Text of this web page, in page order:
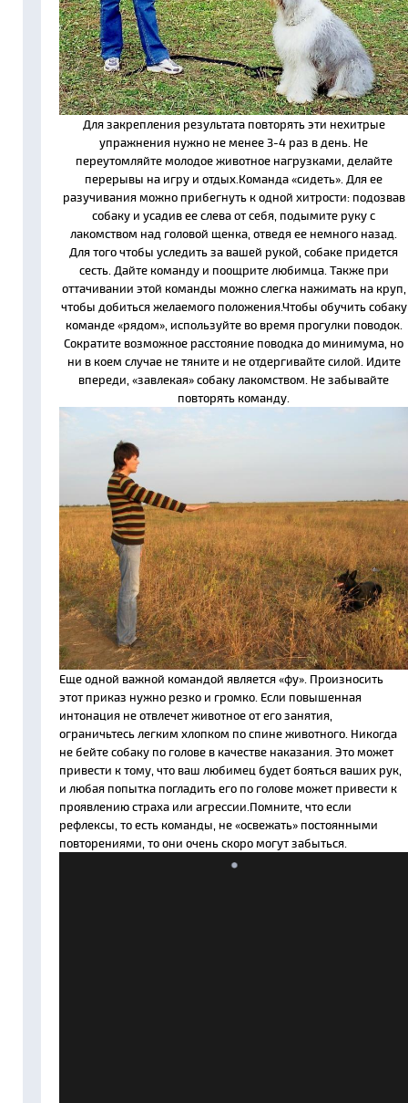
Для закрепления результата повторять эти нехитрые
упражнения нужно не менее 3-4 раз в день. Не
переутомляйте молодое животное нагрузками, делайте
перерывы на игру и отдых.Команда «сидеть». Для ее
разучивания можно прибегнуть к одной хитрости: подозвав
собаку и усадив ее слева от себя, подымите руку с
лакомством над головой щенка, отведя ее немного назад.
Для того чтобы уследить за вашей рукой, собаке придется
сесть. Дайте команду и поощрите любимца. Также при
оттачивании этой команды можно слегка нажимать на круп,
чтобы добиться желаемого положения.Чтобы обучить собаку
команде «рядом», используйте во время прогулки поводок.
Сократите возможное расстояние поводка до минимума, но
ни в коем случае не тяните и не отдергивайте силой. Идите
впереди, «завлекая» собаку лакомством. Не забывайте
повторять команду.
Еще одной важной командой является «фу». Произносить
этот приказ нужно резко и громко. Если повышенная
интонация не отвлечет животное от его занятия,
ограничьтесь легким хлопком по спине животного. Никогда
не бейте собаку по голове в качестве наказания. Это может
привести к тому, что ваш любимец будет бояться ваших рук,
и любая попытка погладить его по голове может привести к
проявлению страха или агрессии.Помните, что если
рефлексы, то есть команды, не «освежать» постоянными
повторениями, то они очень скоро могут забыться.